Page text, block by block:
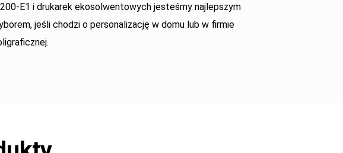
E1 i drukarek ekosolwentowych jesteśmy najlepszym
jeśli chodzi o personalizację w domu lub w firmie